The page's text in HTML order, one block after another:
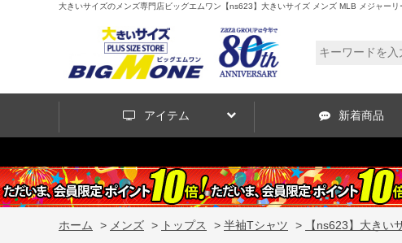
大きいサイズのメンズ専門店ビッグエムワン【ns623】大きいサイズ メンズ MLB メジャー
アイテム 新着商品
ホーム > メンズ > トップス > 半袖Tシャツ > 【ns623】大き